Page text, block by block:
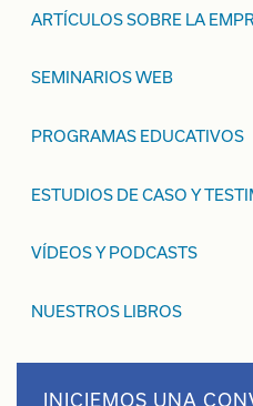
ARTÍCULOS SOBRE LA
SEMINARIOS WEB
PROGRAMAS EDUCATIVOS
ESTUDIOS DE CASO Y
VÍDEOS Y PODCASTS
NUESTROS LIBROS
INICIEMOS UNA